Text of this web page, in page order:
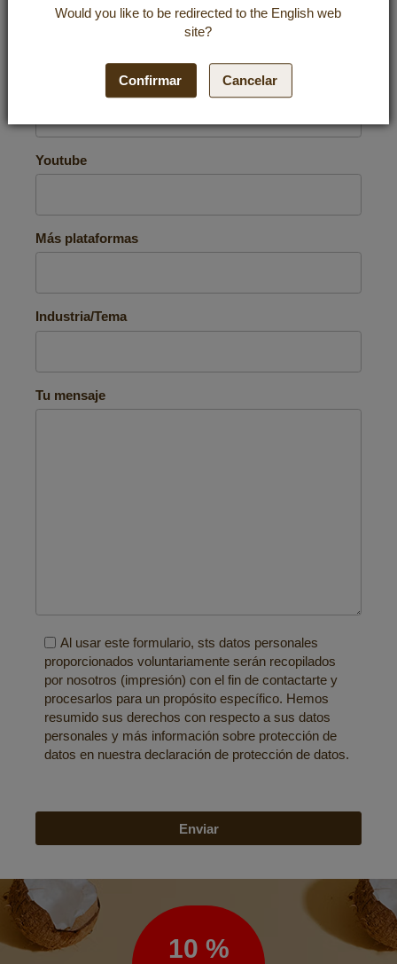
Tu alcance en Instagram
Youtube
Más plataformas
Industria/Tema
Tu mensaje
Al usar este formulario, sts datos personales
proporcionados voluntariamente serán recopilados
por nosotros (impresión) con el fin de contactarte y
procesarlos para un propósito específico. Hemos
resumido sus derechos con respecto a sus datos
personales y más información sobre protección de
datos en nuestra declaración de protección de datos.
Enviar
Boletín
de
noticias
10 %
Would you like to be redirected to the English web
site?
Confirmar Cancelar